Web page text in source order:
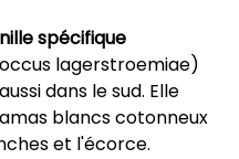
spécifique
lagerstroemiae)
dans le sud. Elle
blancs cotonneux
et l'écorce.